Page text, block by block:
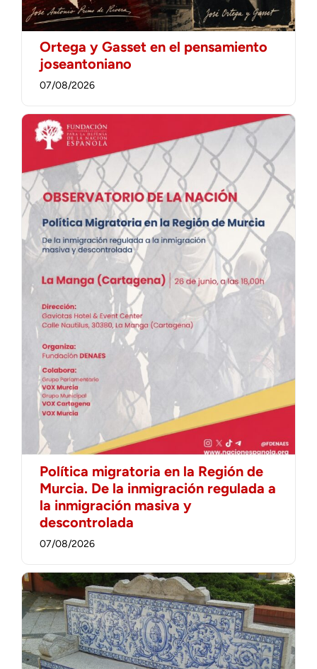
Ortega y Gasset en el pensamiento
joseantoniano
07/08/2026
Política migratoria en la Región de
Murcia. De la inmigración regulada a
la inmigración masiva y
descontrolada
07/08/2026